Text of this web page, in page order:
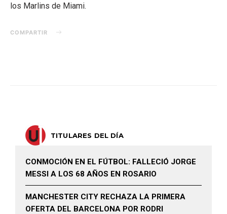
los Marlins de Miami.
COMPARTIR
TITULARES DEL DÍA
CONMOCIÓN EN EL FÚTBOL: FALLECIÓ JORGE
MESSI A LOS 68 AÑOS EN ROSARIO
MANCHESTER CITY RECHAZA LA PRIMERA
OFERTA DEL BARCELONA POR RODRI